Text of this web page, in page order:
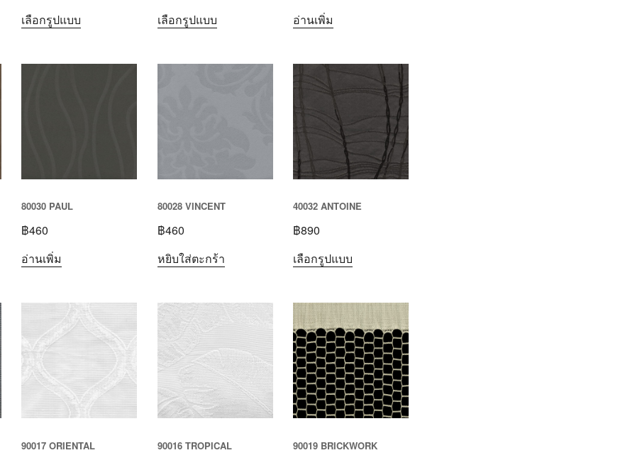
เลือกรูปแบบ
เลือกรูปแบบ
อ่านเพิ่ม
80030 PAUL
฿460
อ่านเพิ่ม
80028 VINCENT
฿460
หยิบใส่ตะกร้า
40032 ANTOINE
฿890
เลือกรูปแบบ
90017 ORIENTAL 90016 TROPICAL 90019 BRICKWORK